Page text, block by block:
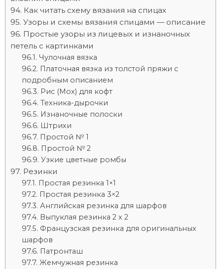
Как читать схему вязания на спицах
Узоры и схемы вязания спицами — описание
Простые узоры из лицевых и изнаночных
петель с картинками
Чулочная вязка
Платочная вязка из толстой пряжи с
подробным описанием
Рис (Мох) для кофт
Техника-дырочки
Изнаночные полоски
Штрихи
Простой № 1
Простой № 2
Узкие цветные ромбы
Резинки
Простая резинка 1×1
Простая резинка 3×2
Английская резинка для шарфов
Выпуклая резинка 2 x 2
Французская резинка для оригинальных
шарфов
Патронташ
Жемчужная резинка